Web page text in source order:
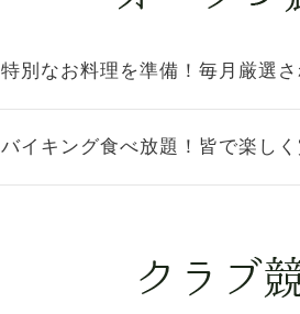
特別なお料理を準備！毎月厳選
バイキング食べ放題！皆で楽しく